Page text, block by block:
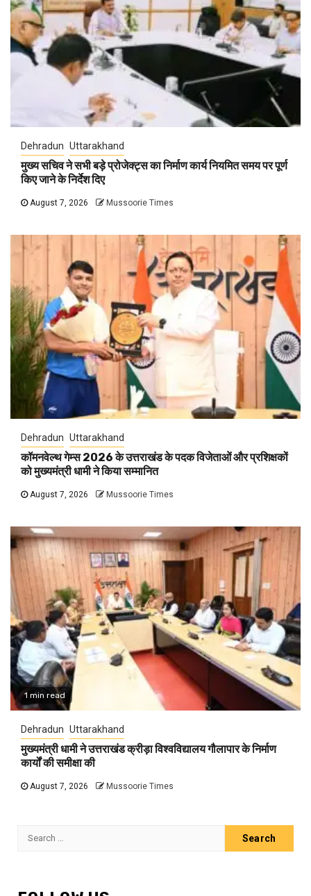
Dehradun Uttarakhand
मुख्य सचिव ने सभी बड़े प्रोजेक्ट्स का निर्माण कार्य नियमित समय पर पूर्ण
किए जाने के निर्देश दिए
August 7, 2026 Mussoorie Times
Dehradun Uttarakhand
कॉमनवेल्थ गेम्स 2026 के उत्तराखंड के पदक विजेताओं और प्रशिक्षकों
को मुख्यमंत्री धामी ने किया सम्मानित
August 7, 2026 Mussoorie Times
1 min read
Dehradun Uttarakhand
मुख्यमंत्री धामी ने उत्तराखंड क्रीड़ा विश्वविद्यालय गौलापार के निर्माण
कार्यों की समीक्षा की
August 7, 2026 Mussoorie Times
Search